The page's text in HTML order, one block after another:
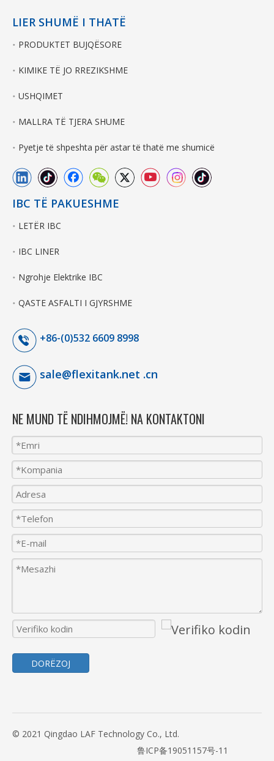
LIER SHUMË I THATË
PRODUKTET BUJQËSORE
KIMIKE TË JO RREZIKSHME
USHQIMET
MALLRA TË TJERA SHUME
Pyetje të shpeshta për astar të thatë me shumicë
IBC TË PAKUESHME
LETËR IBC
IBC LINER
Ngrohje Elektrike IBC
QASTE ASFALTI I GJYRSHME
+86-(0)532 6609 8998
sale@flexitank.net .cn
NE MUND TË NDIHMOJMË! NA KONTAKTONI
DORËZOJ
© 2021 Qingdao LAF Technology Co., Ltd.
鲁ICP备19051157号-11